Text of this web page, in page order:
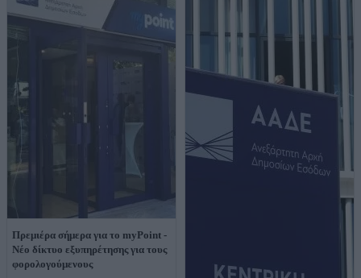
Πρεμιέρα σήμερα για το myPoint -
Νέο δίκτυο εξυπηρέτησης για τους
φορολογούμενους